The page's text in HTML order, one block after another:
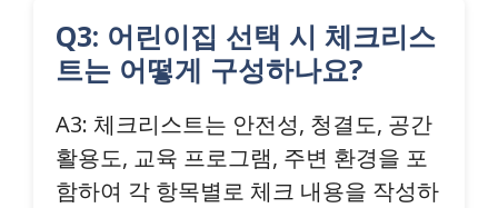
Q3: 어린이집 선택 시 체크리스
트는 어떻게 구성하나요?
A3: 체크리스트는 안전성, 청결도, 공간
활용도, 교육 프로그램, 주변 환경을 포
함하여 각 항목별로 체크 내용을 작성하